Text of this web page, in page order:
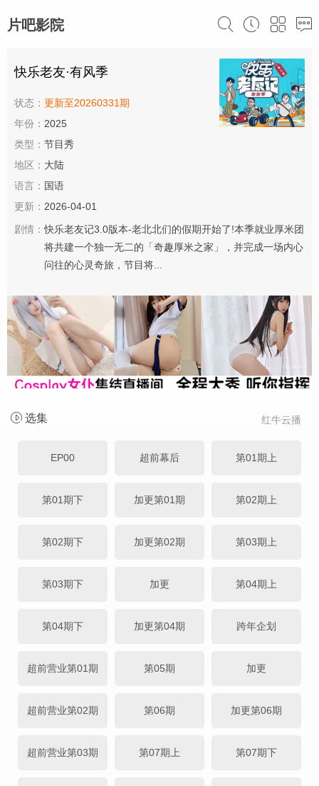
片吧影院
快乐老友·有风季
状态： 更新至20260331期
年份： 2025
类型： 节目秀
地区： 大陆
语言： 国语
更新： 2026-04-01
剧情：快乐老友记3.0版本-老北北们的假期开始了!本季就业厚米团
将共建一个独一无二的「奇趣厚米之家」，并完成一场内心
问往的心灵奇旅，节目将...
红牛云播
选集
EP00 超前幕后 第01期上
第01期下 加更第01期 第02期上
第02期下 加更第02期 第03期上
第03期下 加更 第04期上
第04期下 加更第04期 跨年企划
超前营业第01期 第05期 加更
超前营业第02期 第06期 加更第06期
超前营业第03期 第07期上 第07期下